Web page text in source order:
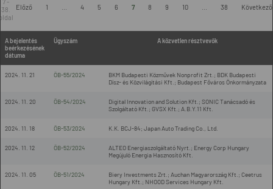
38.
Előző 1 4 5 6 7 8 9 10 38 Következő
A bejelentés
beérkezésének
dátuma
Ügyszám A közvetlen résztvevők
2024. 11. 21 ÖB-55/2024
BKM Budapesti Közművek Nonprofit Zrt.; BDK Budapesti
Dísz- és Közvilágítási Kft.; Budapest Főváros Önkormányzata
2024. 11. 20 ÖB-54/2024
Digital Innovation and Solution Kft.; SONIC Tanácsadó és
Szolgáltató Kft.; GVSX Kft.; A.B.Y.11 Kft.
2024. 11. 18 ÖB-53/2024 K.K. BCJ-84; Japan Auto Trading Co., Ltd.
2024. 11. 12 ÖB-52/2024
ALTEO Energiaszolgáltató Nyrt.; Energy Corp Hungary
Megújuló Energia Hasznosító Kft.
2024. 11. 05 ÖB-51/2024
Biery Investments Zrt.; Auchan Magyarország Kft.; Ceetrus
Hungary Kft.; NHOOD Services Hungary Kft.